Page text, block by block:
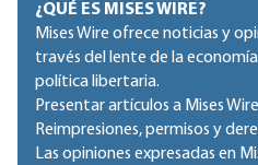
¿QUÉ ES MISES WIRE?
Mises Wire ofrece noticias y
través del lente de la
política libertaria.
Presentar artículos a Mises Wire
Reimpresiones, permisos y
Las opiniones expresadas en